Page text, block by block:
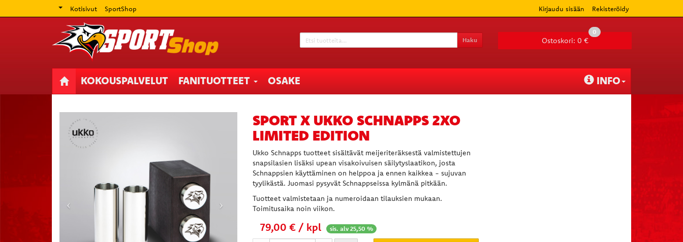
Kotisivut SportShop Kirjaudu sisään Rekisteröidy
Haku Ostoskori: 0 €
0
KOKOUSPALVELUT FANITUOTTEET OSAKE INFO
SPORT X UKKO SCHNAPPS 2XO
LIMITED EDITION
Ukko Schnapps tuotteet sisältävät meijeriteräksestä valmistettujen
snapsilasien lisäksi upean visakoivuisen säilytyslaatikon, josta
Schnappsien käyttäminen on helppoa ja ennen kaikkea - sujuvan
tyylikästä. Juomasi pysyvät Schnappseissa kylmänä pitkään.
Tuotteet valmistetaan ja numeroidaan tilauksien mukaan.
Toimitusaika noin viikon.
79,00 € / kpl sis. alv 25,50 %